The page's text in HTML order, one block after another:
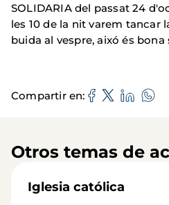
SOLIDARIA del passat 24
les 10 de la nit varem tancar
buida al vespre, aixó és bona
Compartir en
Otros temas de
Iglesia católica